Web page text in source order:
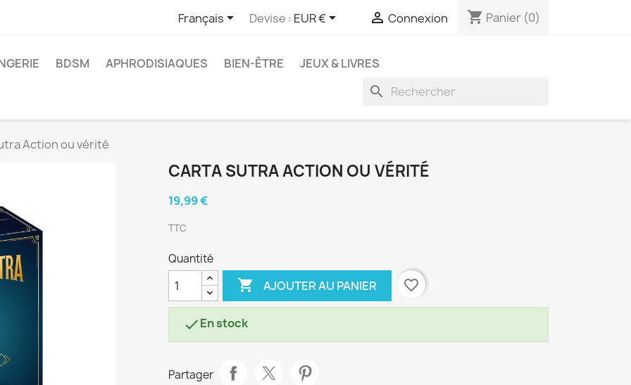
Français Devise : EUR €  Connexion shopping_cart Panier (0)
BDSM APHRODISIAQUES BIEN-ÊTRE JEUX & LIVRES
search
Action ou vérité
CARTA SUTRA ACTION OU VÉRITÉ
19,99 €
TTC
Quantité
 AJOUTER AU PANIER favorite_border
En stock
Partager